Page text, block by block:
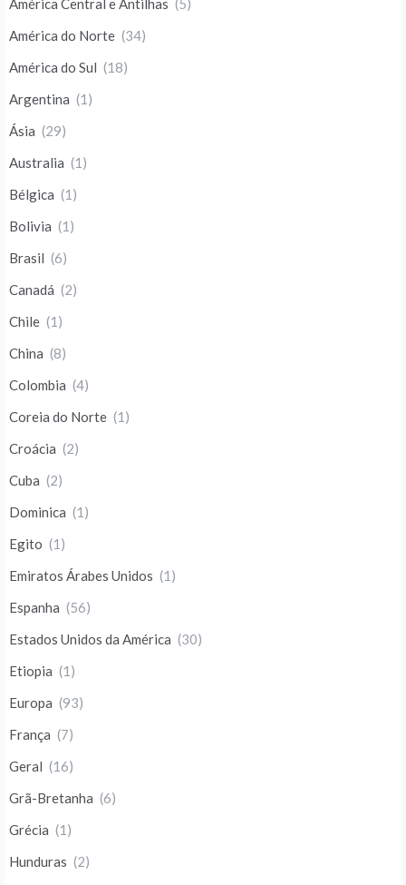
América Central e Antilhas (5)
América do Norte (34)
América do Sul (18)
Argentina (1)
Ásia (29)
Australia (1)
Bélgica (1)
Bolivia (1)
Brasil (6)
Canadá (2)
Chile (1)
China (8)
Colombia (4)
Coreia do Norte (1)
Croácia (2)
Cuba (2)
Dominica (1)
Egito (1)
Emiratos Árabes Unidos (1)
Espanha (56)
Estados Unidos da América (30)
Etiopia (1)
Europa (93)
França (7)
Geral (16)
Grã-Bretanha (6)
Grécia (1)
Hunduras (2)